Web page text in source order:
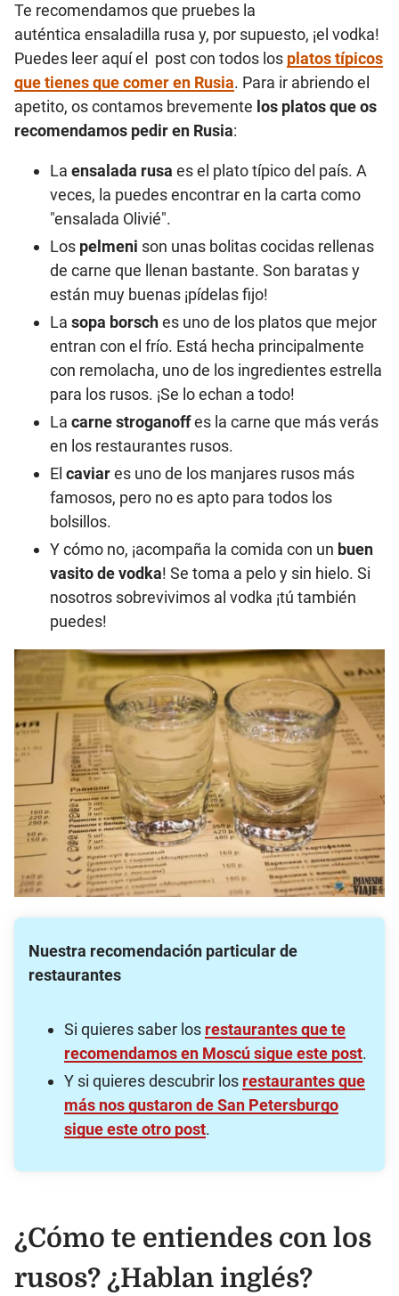
Te recomendamos que pruebes la
auténtica ensaladilla rusa y, por supuesto, ¡el vodka!
Puedes leer aquí el post con todos los platos típicos
que tienes que comer en Rusia. Para ir abriendo el
apetito, os contamos brevemente los platos que os
recomendamos pedir en Rusia:
La ensalada rusa es el plato típico del país. A
veces, la puedes encontrar en la carta como
"ensalada Olivié".
Los pelmeni son unas bolitas cocidas rellenas
de carne que llenan bastante. Son baratas y
están muy buenas ¡pídelas fijo!
La sopa borsches uno de los platos que mejor
entran con el frío. Está hecha principalmente
con remolacha, uno de los ingredientes estrella
para los rusos. ¡Se lo echan a todo!
La carne stroganoffes la carne que más verás
en los restaurantes rusos.
El caviares uno de los manjares rusos más
famosos, pero no es apto para todos los
bolsillos.
Y cómo no, ¡acompaña la comida con un buen
vasito de vodka! Se toma a pelo y sin hielo. Si
nosotros sobrevivimos al vodka ¡tú también
puedes!
Nuestra recomendación particular de
restaurantes
Si quieres saber los restaurantes que te
recomendamos en Moscú sigue este post.
Y si quieres descubrir los restaurantes que
más nos gustaron de San Petersburgo
sigue este otro post.
¿Cómo te entiendes con los
rusos? ¿Hablan inglés?